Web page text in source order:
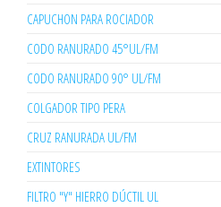
CAPUCHON PARA ROCIADOR
CODO RANURADO 45°UL/FM
CODO RANURADO 90° UL/FM
COLGADOR TIPO PERA
CRUZ RANURADA UL/FM
EXTINTORES
FILTRO "Y" HIERRO DÚCTIL UL